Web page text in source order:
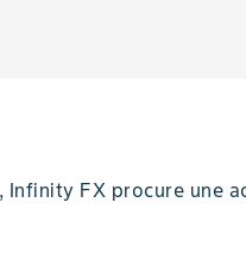
FX procure une